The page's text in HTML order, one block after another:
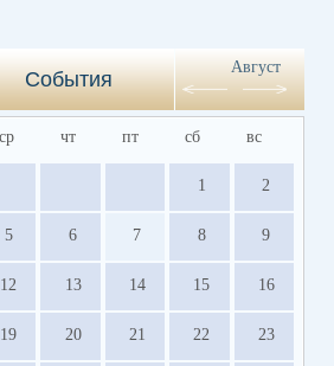
События
Август
ср чт пт сб вс
1 2
5 6 7 8 9
12 13 14 15 16
19 20 21 22 23